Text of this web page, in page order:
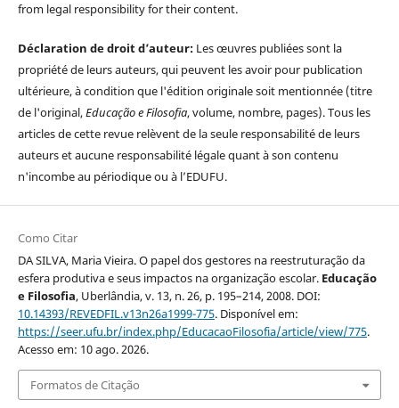
from legal responsibility for their content.
Déclaration de droit d’auteur: Les œuvres publiées sont la
propriété de leurs auteurs, qui peuvent les avoir pour publication
ultérieure, à condition que l'édition originale soit mentionnée (titre
de l'original,Educação e Filosofia, volume, nombre, pages). Tous les
articles de cette revue relèvent de la seule responsabilité de leurs
auteurs et aucune responsabilité légale quant à son contenu
n'incombe au périodique ou à l’EDUFU.
Como Citar
DA SILVA, Maria Vieira. O papel dos gestores na reestruturação da
esfera produtiva e seus impactos na organização escolar. Educação
e Filosofia, Uberlândia, v. 13, n. 26, p. 195–214, 2008. DOI:
10.14393/REVEDFIL.v13n26a1999-775. Disponível em:
https://seer.ufu.br/index.php/EducacaoFilosofia/article/view/775.
Acesso em: 10 ago. 2026.
Formatos de Citação